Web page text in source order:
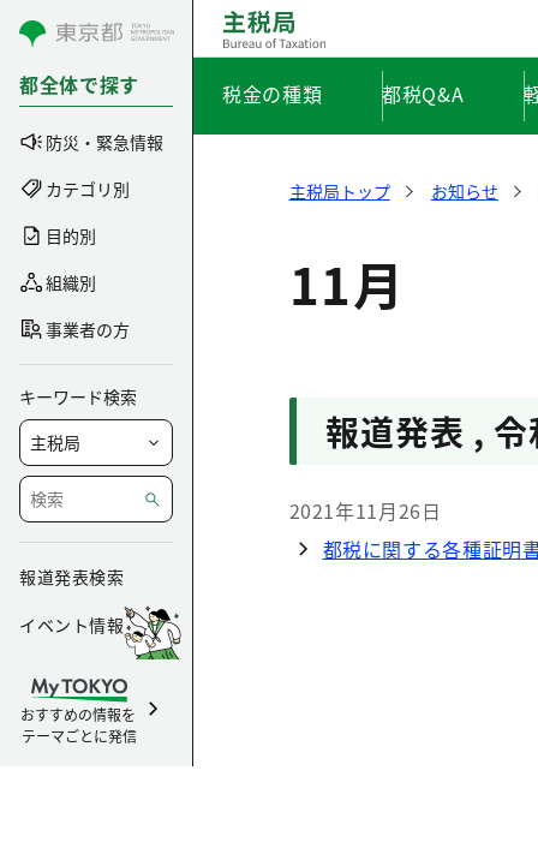
コンテンツにスキップ
都全体で探す
防災・緊急情報
カテゴリ別
目的別
組織別
事業者の方
キーワード検索
報道発表検索
イベント情報
おすすめの情報を
テーマごとに発信
税金の種類 都税Q&A
主税局トップ お知らせ
11月
報道発表 ,
2021年11月26日
都税に関する各種証明